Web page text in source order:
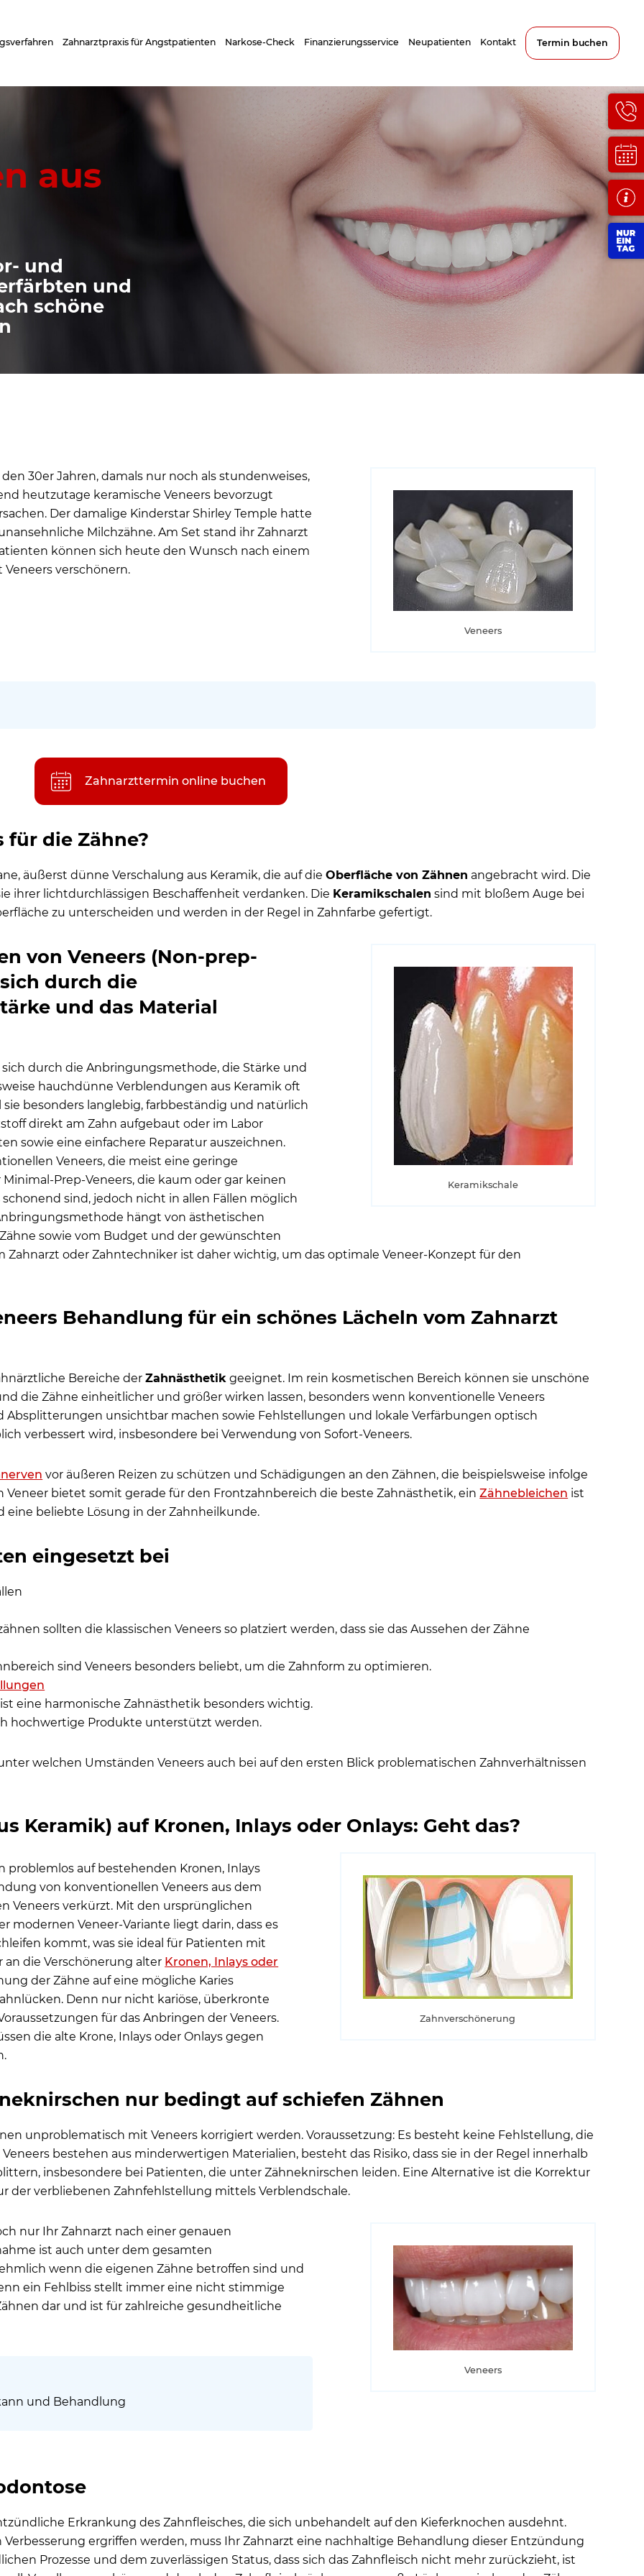
Zahnarztpraxis für Angstpatienten Narkose-Check Finanzierungsservice Neupatienten Kontakt Termin buchen
aus
und
und
schöne
Veneers
30er Jahren, damals nur noch als stundenweises,
heutzutage keramische Veneers bevorzugt
Der damalige Kinderstar Shirley Temple hatte
Milchzähne. Am Set stand ihr Zahnarzt
können sich heute den Wunsch nach einem
verschönern.
ein schönes Lächeln vom Zahnarzt durchführen lassen?
auf schiefen Zähnen
einer Zahnlücke für schöne Zähne
Zahns überdecken durch Komposit-Veneers
vor Veneers abgeschliffen?
beim Zahnarzt – Beteiligung durch Krankenkasse?
Zahnarzttermin online buchen
für die Zähne?
äußerst dünne Verschalung aus Keramik, die auf dieOberfläche von Zähnen angebracht wird. Die
ihrer lichtdurchlässigen Beschaffenheit verdanken. Die Keramikschalen sind mit bloßem Auge bei
zu unterscheiden und werden in der Regel in Zahnfarbe gefertigt.
Keramikschale
von Veneers (Non-prep-
durch die
und das Material
durch die Anbringungsmethode, die Stärke und
hauchdünne Verblendungen aus Keramik oft
sie besonders langlebig, farbbeständig und natürlich
direkt am Zahn aufgebaut oder im Labor
sowie eine einfachere Reparatur auszeichnen.
Veneers, die meist eine geringe
Prep-Veneers, die kaum oder gar keinen
sind, jedoch nicht in allen Fällen möglich
hängt von ästhetischen
sowie vom Budget und der gewünschten
oder Zahntechniker ist daher wichtig, um das optimale Veneer-Konzept für den
Behandlung für ein schönes Lächeln vom Zahnarzt
Bereiche derZahnästhetik geeignet. Im rein kosmetischen Bereich können sie unschöne
die Zähne einheitlicher und größer wirken lassen, besonders wenn konventionelle Veneers
Absplitterungen unsichtbar machen sowie Fehlstellungen und lokale Verfärbungen optisch
verbessert wird, insbesondere bei Verwendung von Sofort-Veneers.
vor äußeren Reizen zu schützen und Schädigungen an den Zähnen, die beispielsweise infolge
Veneer bietet somit gerade für den Frontzahnbereich die beste Zahnästhetik, einZähnebleichen ist
beliebte Lösung in der Zahnheilkunde.
eingesetzt bei
sollten die klassischen Veneers so platziert werden, dass sie das Aussehen der Zähne
sind Veneers besonders beliebt, um die Zahnform zu optimieren.
eine harmonische Zahnästhetik besonders wichtig.
hochwertige Produkte unterstützt werden.
welchen Umständen Veneers auch bei auf den ersten Blick problematischen Zahnverhältnissen
Keramik) auf Kronen, Inlays oder Onlays: Geht das?
Zahnverschönerung
auf bestehenden Kronen, Inlays
von konventionellen Veneers aus dem
Veneers verkürzt. Mit den ursprünglichen
modernen Veneer-Variante liegt darin, dass es
kommt, was sie ideal für Patienten mit
die Verschönerung alter Kronen, Inlays oder
der Zähne auf eine mögliche Karies
Denn nur nicht kariöse, überkronte
für das Anbringen der Veneers.
die alte Krone, Inlays oder Onlays gegen
nur bedingt auf schiefen Zähnen
unproblematisch mit Veneers korrigiert werden. Voraussetzung: Es besteht keine Fehlstellung, die
bestehen aus minderwertigen Materialien, besteht das Risiko, dass sie in der Regel innerhalb
insbesondere bei Patienten, die unter Zähneknirschen leiden. Eine Alternative ist die Korrektur
der verbliebenen Zahnfehlstellung mittels Verblendschale.
Veneers
nur Ihr Zahnarzt nach einer genauen
ist auch unter dem gesamten
wenn die eigenen Zähne betroffen sind und
ein Fehlbiss stellt immer eine nicht stimmige
dar und ist für zahlreiche gesundheitliche
und Behandlung
Erkrankung des Zahnfleisches, die sich unbehandelt auf den Kieferknochen ausdehnt.
ergriffen werden, muss Ihr Zahnarzt eine nachhaltige Behandlung dieser Entzündung
Prozesse und dem zuverlässigen Status, dass sich das Zahnfleisch nicht mehr zurückzieht, ist